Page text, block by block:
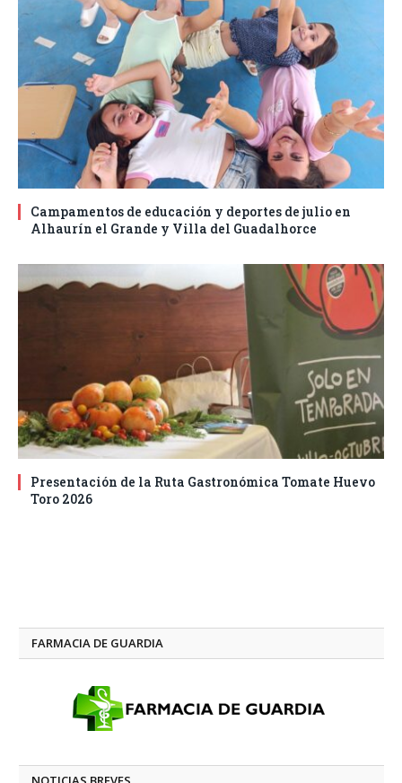
Campamentos de educación y deportes de julio en
Alhaurín el Grande y Villa del Guadalhorce
Presentación de la Ruta Gastronómica Tomate Huevo
Toro 2026
FARMACIA DE GUARDIA